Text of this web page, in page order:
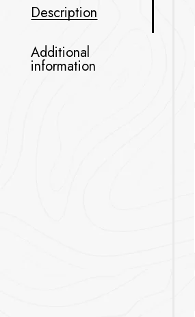
Description
Additional
information